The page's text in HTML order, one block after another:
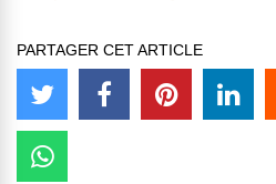
PARTAGER CET ARTICLE